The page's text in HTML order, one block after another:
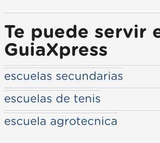
Te puede servir
GuiaXpress
escuelas secundarias
escuelas de tenis
escuela agrotecnica